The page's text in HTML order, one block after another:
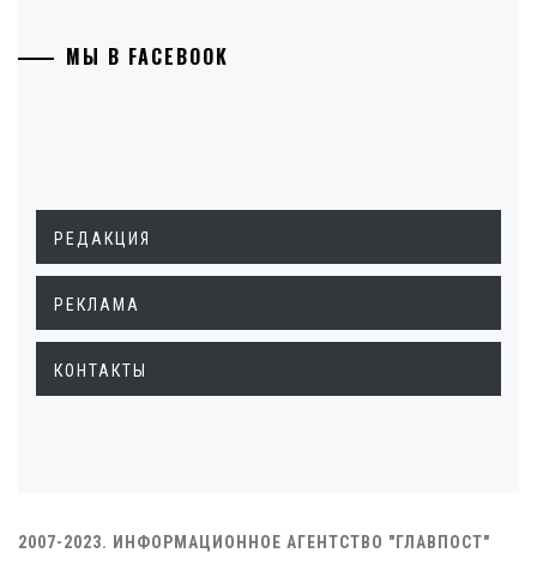
МЫ В FACEBOOK
РЕДАКЦИЯ
РЕКЛАМА
КОНТАКТЫ
2007-2023. ИНФОРМАЦИОННОЕ АГЕНТСТВО "ГЛАВПОСТ"